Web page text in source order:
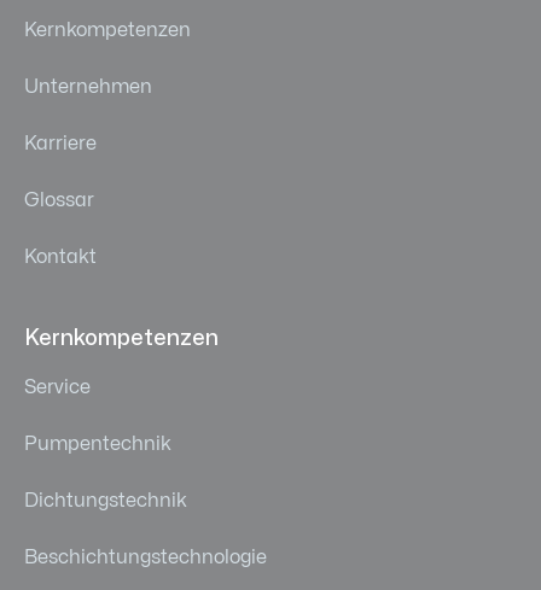
Kernkompetenzen
Unternehmen
Karriere
Glossar
Kontakt
Kernkompetenzen
Service
Pumpentechnik
Dichtungstechnik
Beschichtungstechnologie